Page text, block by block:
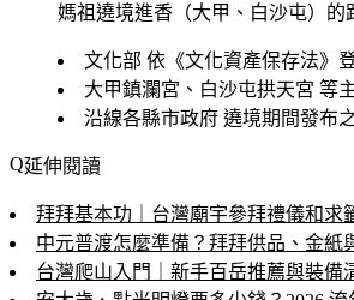
媽祖遶境進香（大甲、白沙屯）的
文化部 依《文化資產保存法》
大甲鎮瀾宮、白沙屯拱天宮 等
沿線各縣市政府 遶境期間發布
延伸閱讀
拜拜基本功｜台灣廟宇參拜禮儀和求
中元普渡怎麼準備？拜拜供品、金紙
台灣爬山入門｜新手百岳推薦與裝備